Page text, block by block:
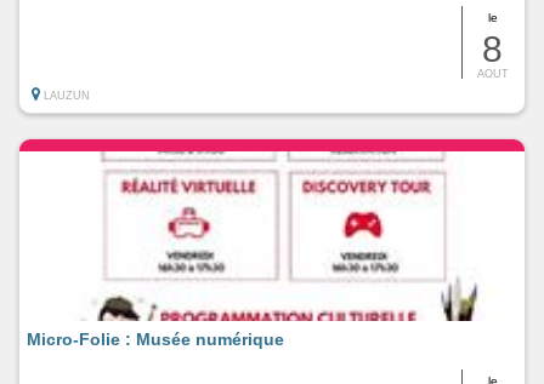
le
8
AOUT
LAUZUN
le
Micro-Folie : Musée numérique